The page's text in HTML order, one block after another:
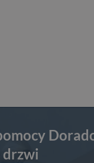
drzwi